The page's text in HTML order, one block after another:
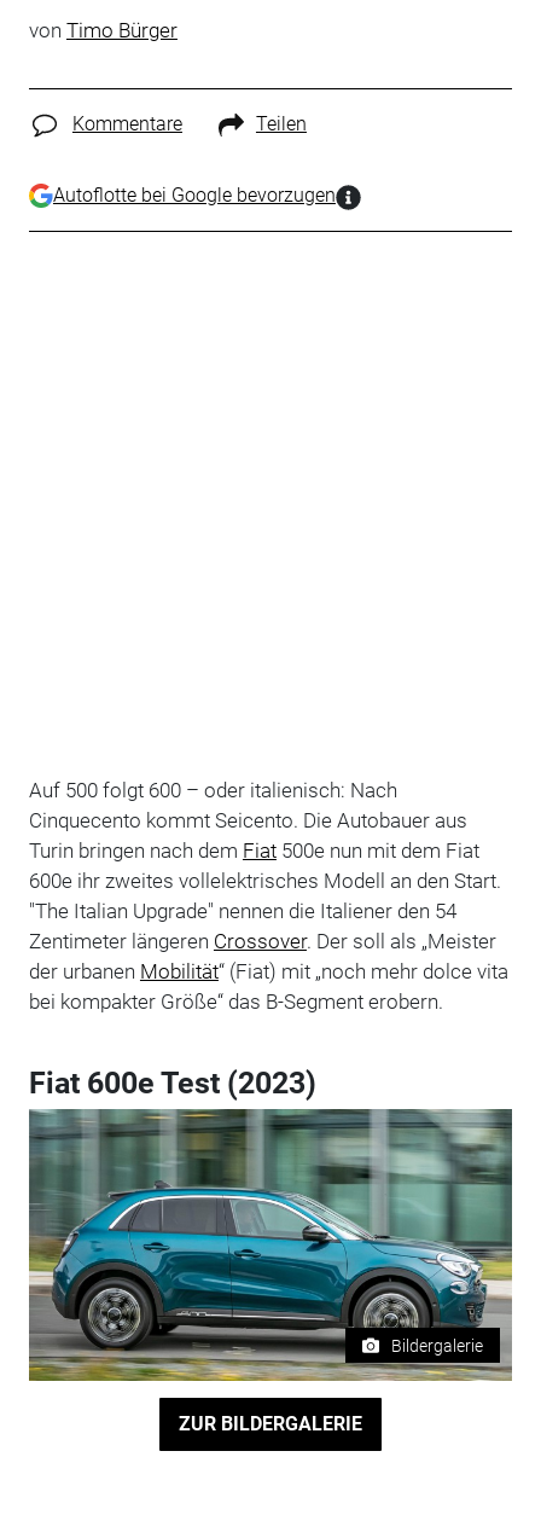
von Timo Bürger
Kommentare Teilen
Autoflotte bei Google bevorzugen
Auf 500 folgt 600 – oder italienisch: Nach
Cinquecento kommt Seicento. Die Autobauer aus
Turin bringen nach dem Fiat500e nun mit dem Fiat
600e ihr zweites vollelektrisches Modell an den Start.
"The Italian Upgrade" nennen die Italiener den 54
Zentimeter längeren Crossover. Der soll als „Meister
der urbanen Mobilität“ (Fiat) mit „noch mehr dolce vita
bei kompakter Größe“ das B-Segment erobern.
Fiat 600e Test (2023)
Bildergalerie
ZUR BILDERGALERIE